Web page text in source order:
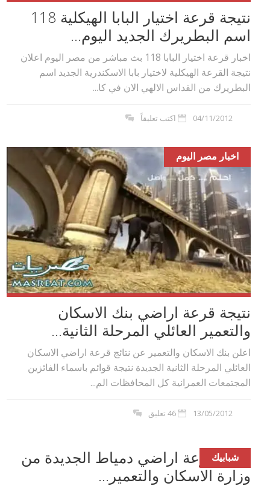
نتيجة قرعة اختيار البابا الهيكلية 118
اسم البطريرك الجديد اليوم...
اخبار قرعة اختيار البابا 118 بث مباشر من مصر اليوم اعلان
نتيجة القرعة الهيكلية لاختيار بابا الاسكندرية الجديد اسم
البطريرك من القداس الالهي الان في كا...
04/11/2012 اكتب تعليقاً
اخبار مصر اليوم
نتيجة قرعة اراضي بنك الاسكان
والتعمير العائلي المرحلة الثانية...
اعلن بنك الاسكان والتعمير عن نتائج قرعة اراضي الاسكان
العائلي المرحلة الثانية الجديدة نتيجة قوائم باسماء الفائزين
المجتمعات العمرانية كل المحافظات الم...
13/05/2012 46 تعليق
شبابيك
نتيجة قرعة اراضي دمياط الجديدة من
وزارة الاسكان والتعمير...